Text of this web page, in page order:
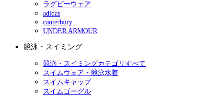
ラグビーウェア
adidas
canterbury
UNDER ARMOUR
競泳・スイミング
競泳・スイミングカテゴリすべて
スイムウェア・競泳水着
スイムキャップ
スイムゴーグル